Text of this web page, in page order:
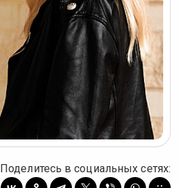
Поделитесь в социальных сетях: